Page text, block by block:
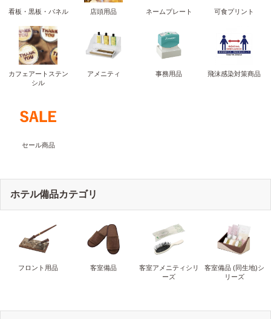
看板・黒板・パネル 店頭用品 ネームプレート 可食プリント
カフェアートステン
シル
アメニティ 事務用品 飛沫感染対策商品
セール商品
ホテル備品カテゴリ
フロント用品 客室備品
客室アメニティシリ
ーズ
客室備品 (同生地)シ
リーズ